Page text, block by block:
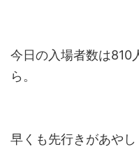
今日の入場者数は810
ら。
早くも先行きがあやし